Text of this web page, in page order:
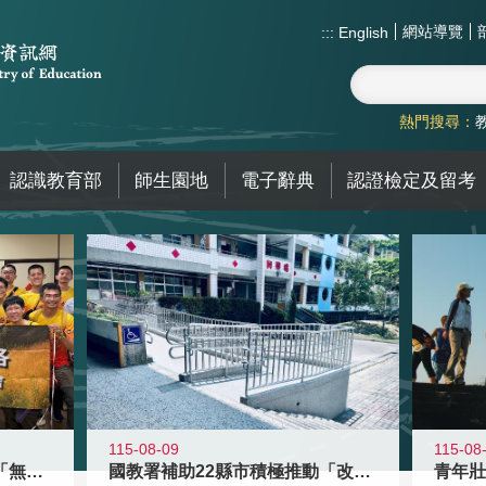
::: English 網站導覽
熱門搜尋：
認識教育部 師生園地 電子辭典 認證檢定及留考
青年百億海外圓夢基金計畫「無礙征途
115-08-09
國教署補助22縣市積極推動「改善無
115-